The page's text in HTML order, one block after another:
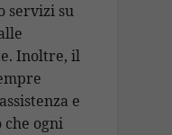
servizi su
Inoltre, il
e
che ogni